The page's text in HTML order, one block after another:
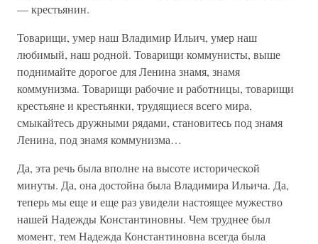
— крестьянин.
Товарищи, умер наш Владимир Ильич, умер наш
любимый, наш родной. Товарищи коммунисты, выше
поднимайте дорогое для Ленина знамя, знамя
коммунизма. Товарищи рабочие и работницы, товарищи
крестьяне и крестьянки, трудящиеся всего мира,
смыкайтесь дружными рядами, становитесь под знамя
Ленина, под знамя коммунизма…
Да, эта речь была вполне на высоте исторической
минуты. Да, она достойна была Владимира Ильича. Да,
теперь мы еще и еще раз увидели настоящее мужество
нашей Надежды Константиновны. Чем труднее был
момент, тем Надежда Константиновна всегда была